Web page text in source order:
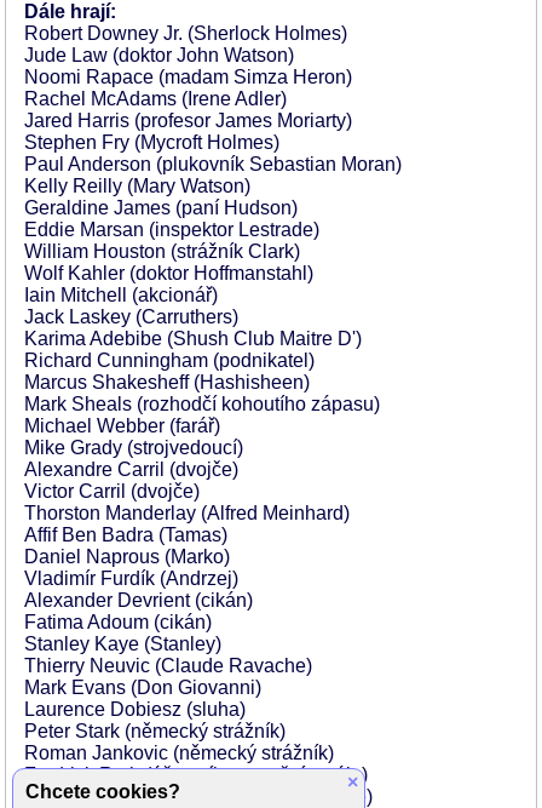
Dále hrají:
Robert Downey Jr. (Sherlock Holmes)
Jude Law (doktor John Watson)
Noomi Rapace (madam Simza Heron)
Rachel McAdams (Irene Adler)
Jared Harris (profesor James Moriarty)
Stephen Fry (Mycroft Holmes)
Paul Anderson (plukovník Sebastian Moran)
Kelly Reilly (Mary Watson)
Geraldine James (paní Hudson)
Eddie Marsan (inspektor Lestrade)
William Houston (strážník Clark)
Wolf Kahler (doktor Hoffmanstahl)
Iain Mitchell (akcionář)
Jack Laskey (Carruthers)
Karima Adebibe (Shush Club Maitre D')
Richard Cunningham (podnikatel)
Marcus Shakesheff (Hashisheen)
Mark Sheals (rozhodčí kohoutího zápasu)
Michael Webber (farář)
Mike Grady (strojvedoucí)
Alexandre Carril (dvojče)
Victor Carril (dvojče)
Thorston Manderlay (Alfred Meinhard)
Affif Ben Badra (Tamas)
Daniel Naprous (Marko)
Vladimír Furdík (Andrzej)
Alexander Devrient (cikán)
Fatima Adoum (cikán)
Stanley Kaye (Stanley)
Thierry Neuvic (Claude Ravache)
Mark Evans (Don Giovanni)
Laurence Dobiesz (sluha)
Peter Stark (německý strážník)
Roman Jankovic (německý strážník)
Fredrick Ruth (účastník v tanečním sále)
Carsten Hayes (fotograf v tanečním sále)
×
Chcete cookies?